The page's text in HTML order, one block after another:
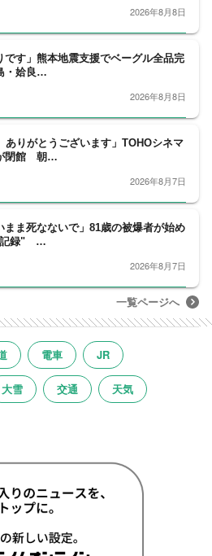
2026年8月8日
です」熊本地震支援でベーグル全品完
・姶良…
2026年8月8日
ありがとうございます」TOHOシネマ
閉館 朝…
2026年8月7日
まま死なないで」81歳の被爆者が始め
記録" …
2026年8月7日
一覧ページへ
電車 JR
大雪 交通 天気